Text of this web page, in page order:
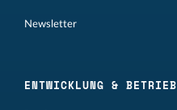
Newsletter
ENTWICKLUNG & BETRIEB